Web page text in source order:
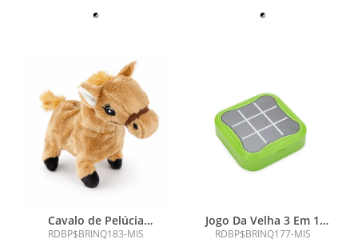
Cavalo de Pelúcia
Articulado
RDBP$BRINQ183-MIS
Jogo Da Velha 3 Em 1
Recarregável
RDBP$BRINQ177-MIS